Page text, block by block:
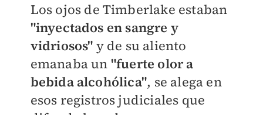
Los ojos de Timberlake estaban
"inyectados en sangre y
vidriosos" y de su aliento
emanaba un "fuerte olor a
bebida alcohólica", se alega en
esos registros judiciales que